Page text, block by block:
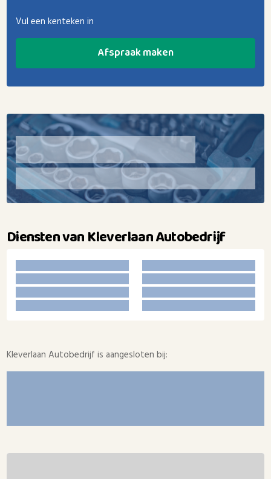
Vul een kenteken in
Afspraak maken
Diensten van Kleverlaan Autobedrijf
Kleverlaan Autobedrijf is aangesloten bij: